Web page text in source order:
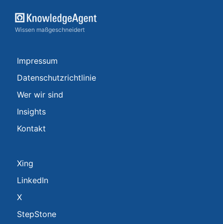
Wissen maßgeschneidert
Impressum
Datenschutzrichtlinie
Wer wir sind
Insights
Kontakt
Xing
LinkedIn
X
StepStone